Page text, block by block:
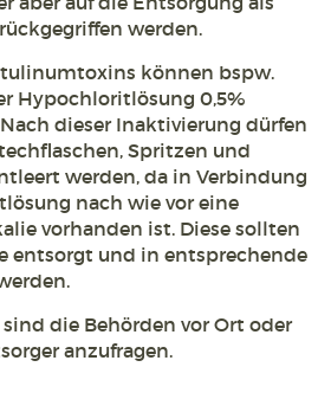
werden.
können bspw.
Hypochloritlösung 0,5%
dieser Inaktivierung dürfen
Spritzen und
werden, da in Verbindung
nach wie vor eine
vorhanden ist. Diese sollten
entsorgt und in entsprechende
die Behörden vor Ort oder
anzufragen.